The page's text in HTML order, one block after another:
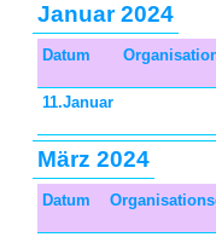
Januar 2024
Datum
11.Januar
März 2024
Datum